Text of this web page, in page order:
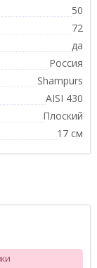
50
72
да
Россия
Shampurs
AISI 430
Плоский
17 см